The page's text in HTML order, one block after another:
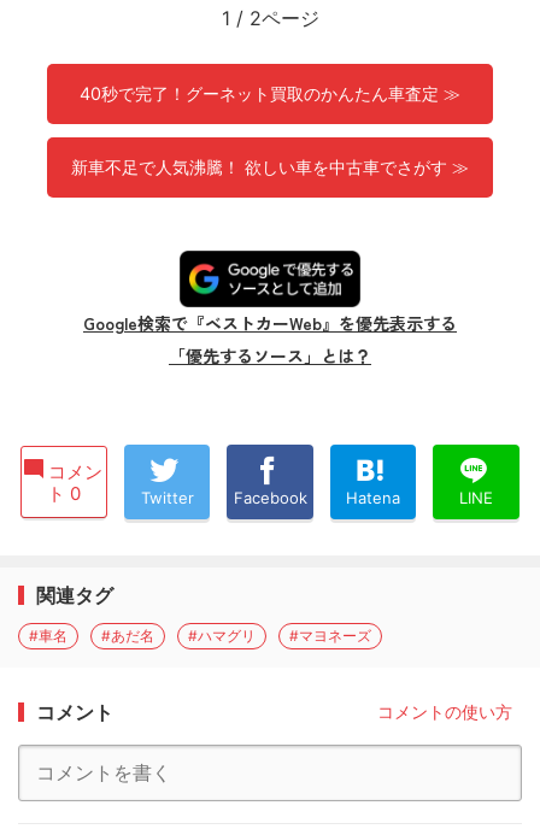
1 / 2ページ
40秒で完了！グーネット買取のかんたん車査定 ≫
新車不足で人気沸騰！ 欲しい車を中古車でさがす ≫
Google検索で『ベストカーWeb』を優先表示する
「優先するソース」とは？
コメン
ト 0
Twitter Facebook Hatena LINE
関連タグ
#車名 #あだ名 #ハマグリ #マヨネーズ
コメント コメントの使い方